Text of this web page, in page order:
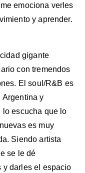
emociona verles
y aprender.
gigante
con tremendos
El soul/R&B es
Argentina y
lo escucha que lo
es muy
Siendo artista
se le dé
y darles el espacio